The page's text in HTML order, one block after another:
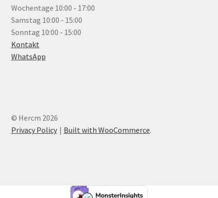
Wochentage 10:00 - 17:00
Samstag 10:00 - 15:00
Sonntag 10:00 - 15:00
Kontakt
WhatsApp
© Hercm 2026
Privacy Policy
Built with WooCommerce.